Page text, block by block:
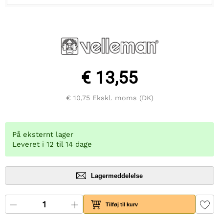
€ 13,55
€ 10,75Ekskl. moms (DK)
På eksternt lager
Leveret i 12 til 14 dage
Lagermeddelelse
Tilføj til kurv